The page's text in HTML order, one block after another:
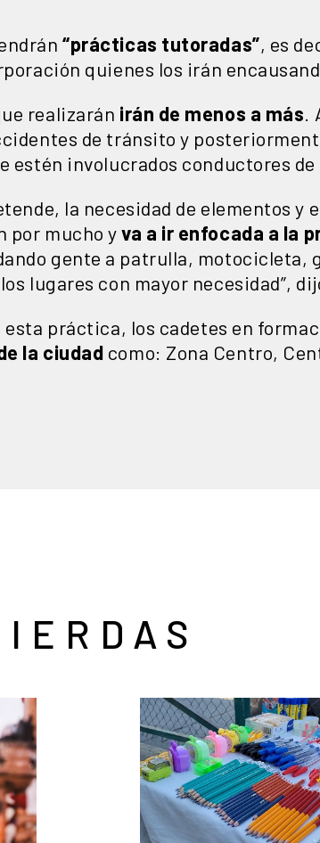
“prácticas tutoradas”, es
quienes los irán
realizarán irán de menos a más
de tránsito y
estén involucrados conductores
la necesidad de elementos
por mucho yva a ir enfocada a la
gente a patrulla, motocicleta,
lugares con mayor necesidad”,
práctica, los cadetes en
la ciudad como: Zona Centro,